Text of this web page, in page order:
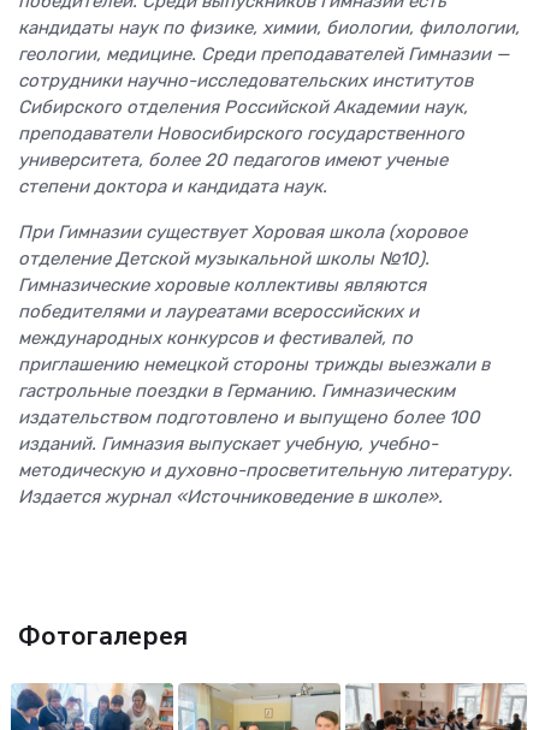
кандидаты наук по физике, химии, биологии, филологии,
геологии, медицине. Среди преподавателей Гимназии —
сотрудники научно-исследовательских институтов
Сибирского отделения Российской Академии наук,
преподаватели Новосибирского государственного
университета, более 20 педагогов имеют ученые
степени доктора и кандидата наук.
При Гимназии существует Хоровая школа (хоровое
отделение Детской музыкальной школы №10).
Гимназические хоровые коллективы являются
победителями и лауреатами всероссийских и
международных конкурсов и фестивалей, по
приглашению немецкой стороны трижды выезжали в
гастрольные поездки в Германию. Гимназическим
издательством подготовлено и выпущено более 100
изданий. Гимназия выпускает учебную, учебно-
методическую и духовно-просветительную литературу.
Издается журнал «Источниковедение в школе».
Фотогалерея